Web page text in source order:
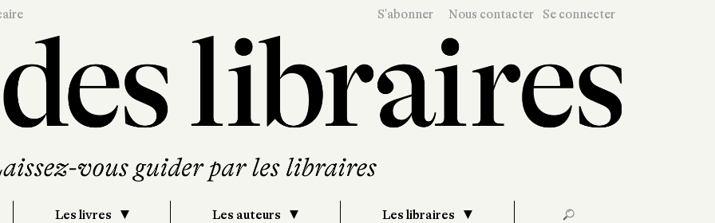
S'abonner Nous contacter Se connecter
Les livres Les auteurs Les libraires 🔎